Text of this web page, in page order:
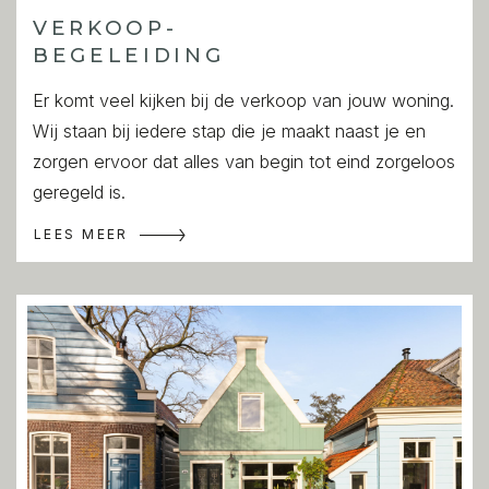
aan de voorzijde, moderne open keuken met
inbouwapparatuur.
Een ruime masterbedroom bevind zich aan de
achterzijde met openslaande deuren naar het balkon.
Badkamer en-suite, met vloerverwarming, ligbad, aparte
douche, wastafel en wasmachine.
BIJZONDERHEDEN
- Woonoppervlakte ca. 70 m²
- Eigen entree vanaf de straat
- Hoge plafonds en veel lichtinval
- Twee buitenruimtes (voor en achter)
- Voorzien van warmtepomp
- Gestoffeerd inclusief wasmachine
- Huurprijs exclusief GWL
VERKOOP-
BEGELEIDING
Er komt veel kijken bij de verkoop van jouw woning.
Wij staan bij iedere stap die je maakt naast je en
zorgen ervoor dat alles van begin tot eind zorgeloos
geregeld is.
LEES MEER